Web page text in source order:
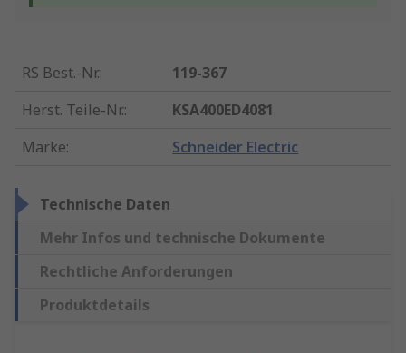
RS Best.-Nr.:
119-367
Herst. Teile-Nr.:
KSA400ED4081
Marke: Schneider Electric
Technische Daten
Mehr Infos und technische Dokumente
Rechtliche Anforderungen
Produktdetails